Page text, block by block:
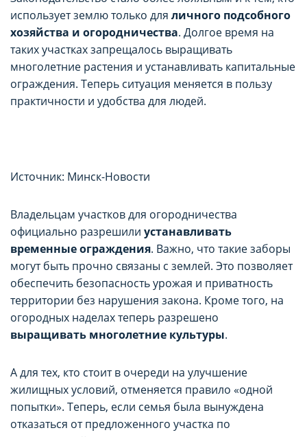
использует землю только для личного подсобного
хозяйства и огородничества. Долгое время на
таких участках запрещалось выращивать
многолетние растения и устанавливать капитальные
ограждения. Теперь ситуация меняется в пользу
практичности и удобства для людей.
Источник: Минск-Новости
Владельцам участков для огородничества
официально разрешили устанавливать
временные ограждения. Важно, что такие заборы
могут быть прочно связаны с землей. Это позволяет
обеспечить безопасность урожая и приватность
территории без нарушения закона. Кроме того, на
огородных наделах теперь разрешено
выращивать многолетние культуры.
А для тех, кто стоит в очереди на улучшение
жилищных условий, отменяется правило «одной
попытки». Теперь, если семья была вынуждена
отказаться от предложенного участка по